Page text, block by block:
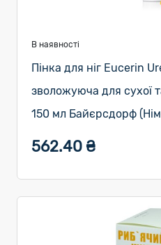
В наявності
Пінка для ніг Eucerin
зволожуюча для сухої
150 мл Байєрсдорф
562.40 ₴